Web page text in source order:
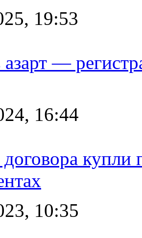
19:53
—
16:44
купли
10:35